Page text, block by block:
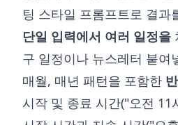
팅 스타일 프롬프트로 결과
단일 입력에서 여러 일정을
구 일정이나 뉴스레터 붙여
매월, 매년 패턴을 포함한
시작 및 종료 시간("오전 11